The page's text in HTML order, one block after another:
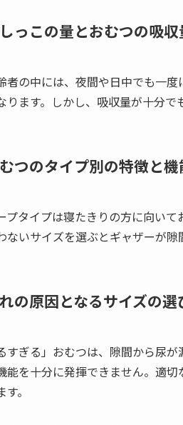
っこの量とおむつの吸収
者の中には、夜間や日中でも一
ります。しかし、吸収量が十分で
つのタイプ別の特徴と機
プタイプは寝たきりの方に向い
ないサイズを選ぶとギャザーが隙
の原因となるサイズの選
すぎる」おむつは、隙間から尿
能を十分に発揮できません。適
す。